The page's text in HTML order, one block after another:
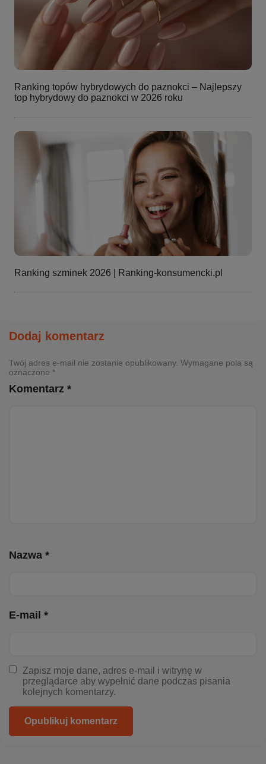
Ranking topów hybrydowych do paznokci – Najlepszy
top hybrydowy do paznokci w 2026 roku
Ranking szminek 2026 | Ranking-konsumencki.pl
Dodaj komentarz
Twój adres e-mail nie zostanie opublikowany. Wymagane pola są
oznaczone *
Komentarz *
Nazwa *
E-mail *
Zapisz moje dane, adres e-mail i witrynę w
przeglądarce aby wypełnić dane podczas pisania
kolejnych komentarzy.
Opublikuj komentarz